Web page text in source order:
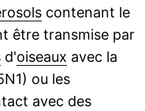
contenant le
être transmise par
d'oiseaux avec la
ou les
avec des